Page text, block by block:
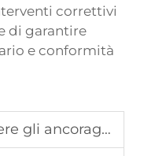
correttivi
di garantire
e conformità
ad alta velocità rispetto a linee convenzionali?